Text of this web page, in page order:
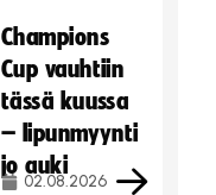
Champions
Cup vauhtiin
tässä kuussa
– lipunmyynti
jo auki
02.08.2026